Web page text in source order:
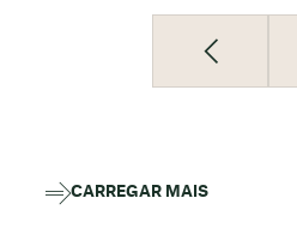
CARREGAR MAIS